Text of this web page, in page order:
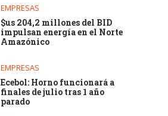
EMPRESAS
$us 204,2 millones del BID
impulsan energía en el Norte
Amazónico
EMPRESAS
Ecebol: Horno funcionará a
finales de julio tras 1 año
parado